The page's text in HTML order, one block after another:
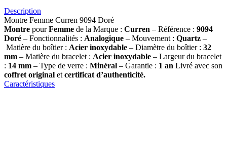
Description
Montre Femme Curren 9094 Doré
Montre pourFemme de la Marque : Curren – Référence : 9094
Doré – Fonctionnalités : Analogique – Mouvement : Quartz –
Matière du boîtier : Acier inoxydable – Diamètre du boîtier : 32
mm – Matière du bracelet : Acier inoxydable – Largeur du bracelet
: 14 mm – Type de verre : Minéral – Garantie : 1 an Livré avec son
coffret original et certificat d’authenticité.
Caractéristiques